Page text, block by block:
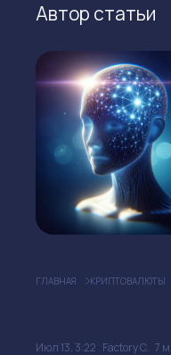
Автор статьи
ГЛАВНАЯ КРИПТОВАЛЮТЫ